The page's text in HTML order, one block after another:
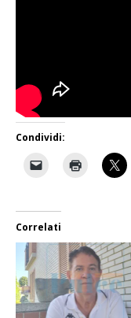
Condividi:
Correlati